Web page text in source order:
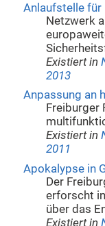
Anlaufstelle
Netzwerk
Existiert in
2013
Anpassung an
Freiburger
Existiert in
2011
Apokalypse in
Der
erforscht
über das
Existiert in